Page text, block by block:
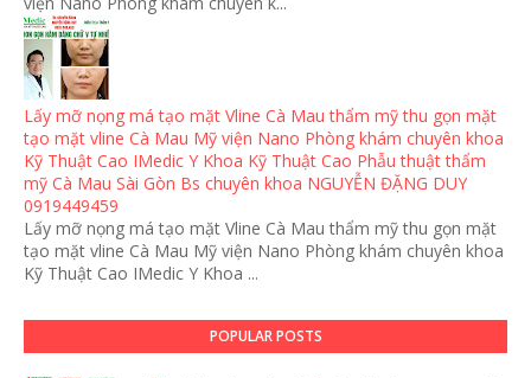
Lấy mỡ nọng má tạo mặt Vline Cà Mau thẩm mỹ thu gọn mặt
tạo mặt vline Cà Mau Mỹ viện Nano Phòng khám chuyên khoa
Kỹ Thuật Cao IMedic Y Khoa Kỹ Thuật Cao Phẫu thuật thẩm
mỹ Cà Mau Sài Gòn Bs chuyên khoa NGUYỄN ĐẶNG DUY
0919449459
Lấy mỡ nọng má tạo mặt Vline Cà Mau thẩm mỹ thu gọn mặt
tạo mặt vline Cà Mau Mỹ viện Nano Phòng khám chuyên khoa
Kỹ Thuật Cao IMedic Y Khoa ...
POPULAR POSTS